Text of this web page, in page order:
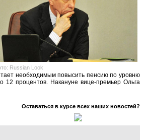
Russian Look
необходимым повысить пенсию по уровню
процентов. Накануне вице-премьер Ольга
Оставаться в курсе всех наших новостей?